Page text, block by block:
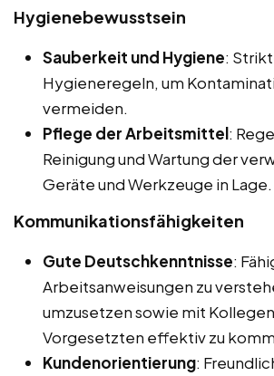
Hygienebewusstsein
Sauberkeit und Hygiene:
Hygieneregeln, um
vermeiden.
Pflege der Arbeitsmittel:
Reinigung und Wartung der
Geräte und Werkzeuge in Lage.
Kommunikationsfähigkeiten
Gute Deutschkenntnisse:
Arbeitsanweisungen zu
umzusetzen sowie mit
Vorgesetzten effektiv zu
Kundenorientierung: